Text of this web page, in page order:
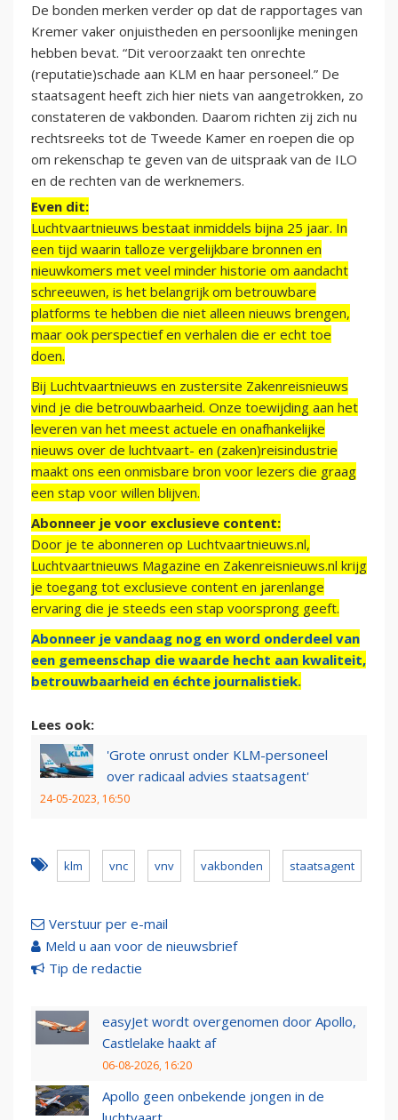
De bonden merken verder op dat de rapportages van
Kremer vaker onjuistheden en persoonlijke meningen
hebben bevat. “Dit veroorzaakt ten onrechte
(reputatie)schade aan KLM en haar personeel.” De
staatsagent heeft zich hier niets van aangetrokken, zo
constateren de vakbonden. Daarom richten zij zich nu
rechtsreeks tot de Tweede Kamer en roepen die op
om rekenschap te geven van de uitspraak van de ILO
en de rechten van de werknemers.
Even dit:
Luchtvaartnieuws bestaat inmiddels bijna 25 jaar. In
een tijd waarin talloze vergelijkbare bronnen en
nieuwkomers met veel minder historie om aandacht
schreeuwen, is het belangrijk om betrouwbare
platforms te hebben die niet alleen nieuws brengen,
maar ook perspectief en verhalen die er echt toe
doen.
Bij Luchtvaartnieuws en zustersite Zakenreisnieuws
vind je die betrouwbaarheid. Onze toewijding aan het
leveren van het meest actuele en onafhankelijke
nieuws over de luchtvaart- en (zaken)reisindustrie
maakt ons een onmisbare bron voor lezers die graag
een stap voor willen blijven.
Abonneer je voor exclusieve content:
Door je te abonneren op Luchtvaartnieuws.nl,
Luchtvaartnieuws Magazine en Zakenreisnieuws.nl krijg
je toegang tot exclusieve content en jarenlange
ervaring die je steeds een stap voorsprong geeft.
Abonneer je vandaag nog en word onderdeel van
een gemeenschap die waarde hecht aan kwaliteit,
betrouwbaarheid en échte journalistiek.
Lees ook:
'Grote onrust onder KLM-personeel
over radicaal advies staatsagent'
24-05-2023, 16:50
klm vnc vnv vakbonden staatsagent
Verstuur per e-mail
Meld u aan voor de nieuwsbrief
Tip de redactie
easyJet wordt overgenomen door Apollo,
Castlelake haakt af
06-08-2026, 16:20
Apollo geen onbekende jongen in de